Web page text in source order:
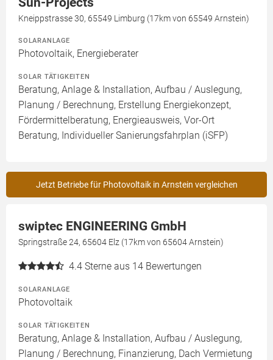
Kneippstrasse 30, 65549 Limburg (17km von 65549 Arnstein)
SOLARANLAGE
Photovoltaik, Energieberater
SOLAR TÄTIGKEITEN
Beratung, Anlage & Installation, Aufbau / Auslegung,
Planung / Berechnung, Erstellung Energiekonzept,
Fördermittelberatung, Energieausweis, Vor-Ort
Beratung, Individueller Sanierungsfahrplan (iSFP)
Jetzt Betriebe für Photovoltaik in Arnstein vergleichen
swiptec ENGINEERING GmbH
Springstraße 24, 65604 Elz (17km von 65604 Arnstein)
4.4 Sterne aus 14 Bewertungen
SOLARANLAGE
Photovoltaik
SOLAR TÄTIGKEITEN
Beratung, Anlage & Installation, Aufbau / Auslegung,
Planung / Berechnung, Finanzierung, Dach Vermietung